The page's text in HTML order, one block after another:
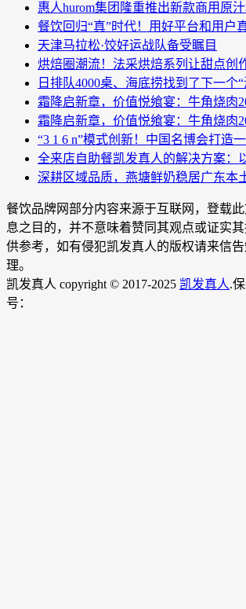
惠人hurom集团隆重推出新款商用原
餐饮回归“真”时代！用好平台和用户
天津马拉松·饺好运战队备受瞩目
烘焙圈潮流！法采烘焙系列让甜点创
日排队4000桌、海底捞找到了下一个
霜降启新章，价值悦飨宴：牛角烧肉
霜降启新章，价值悦飨宴：牛角烧肉
“3 1 6 n”模式创新！中国名博会打造
全来店自助餐凯发真人的解决方案：
深耕区域品质，燕塘鲜奶稳居广东本
餐饮品牌网部分内容来源于互联网，登载
息之目的，并不意味着赞同其观点或证实
供参考，如有侵犯凯发真人的版权请来信
理。
凯发真人 copyright © 2017-2025 凯发真人.
号：